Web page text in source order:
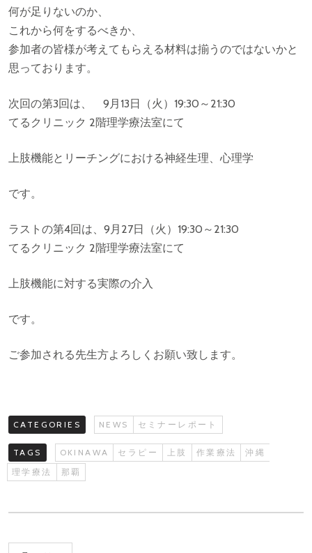
何が足りないのか、
これから何をするべきか、
参加者の皆様が考えてもらえる材料は揃うのではないかと
思っております。
次回の第3回は、 9月13日（火）19:30～21:30
てるクリニック 2階理学療法室にて
上肢機能とリーチングにおける神経生理、心理学
です。
ラストの第4回は、9月27日（火）19:30～21:30
てるクリニック 2階理学療法室にて
上肢機能に対する実際の介入
です。
ご参加される先生方よろしくお願い致します。
CATEGORIES NEWS セミナーレポート
TAGS OKINAWA セラピー 上肢 作業療法
沖縄
理学療法
那覇